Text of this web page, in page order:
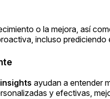
o la mejora, así
incluso
insights ayudan a entender
y efectivas,